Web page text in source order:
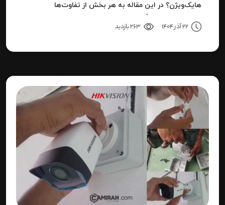
هایک‌ویژن؟ در این مقاله به هر بخش از تفاوت‌ها
بهترین انتخاب است.
22 آذر 1404 263 بازدید